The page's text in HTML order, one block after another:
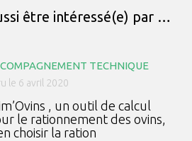
être intéressé(e) par …
TECHNIQUE
le 6 avril 2020
, un outil de calcul
le rationnement des ovins,
choisir la ration